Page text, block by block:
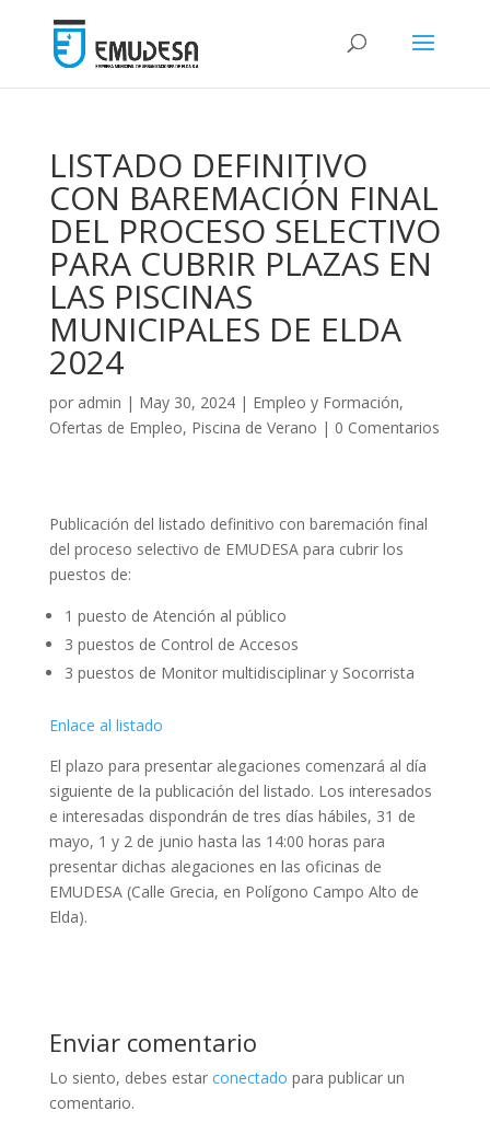
LISTADO DEFINITIVO
CON BAREMACIÓN FINAL
DEL PROCESO SELECTIVO
PARA CUBRIR PLAZAS EN
LAS PISCINAS
MUNICIPALES DE ELDA
2024
por admin | May 30, 2024| Empleo y Formación,
Ofertas de Empleo, Piscina de Verano | 0 Comentarios
Publicación del listado definitivo con baremación final
del proceso selectivo de EMUDESA para cubrir los
puestos de:
1 puesto de Atención al público
3 puestos de Control de Accesos
3 puestos de Monitor multidisciplinar y Socorrista
Enlace al listado
El plazo para presentar alegaciones comenzará al día
siguiente de la publicación del listado. Los interesados
e interesadas dispondrán de tres días hábiles, 31 de
mayo, 1 y 2 de junio hasta las 14:00 horas para
presentar dichas alegaciones en las oficinas de
EMUDESA (Calle Grecia, en Polígono Campo Alto de
Elda).
Enviar comentario
Lo siento, debes estar conectado para publicar un
comentario.